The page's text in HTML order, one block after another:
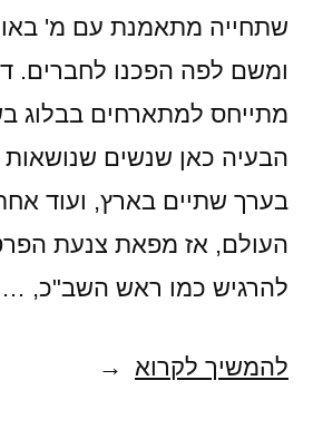
שתחייה מתאמנת עם מ'
ומשם לפה הפכנו לחברים.
מתייחס למתארחים בבלוג
הבעיה כאן שנשים
בערך שתיים בארץ, ועוד
העולם, אז מפאת צנעת
להרגיש כמו ראש השב"כ, …
להמשיך לקרוא זיכרונות